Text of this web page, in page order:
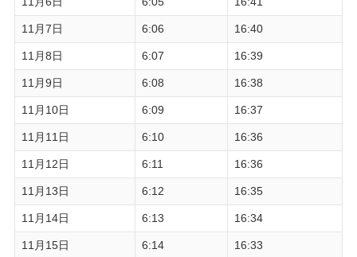
11月7日 6:06 16:40
11月8日 6:07 16:39
11月9日 6:08 16:38
11月10日 6:09 16:37
11月11日 6:10 16:36
11月12日 6:11 16:36
11月13日 6:12 16:35
11月14日 6:13 16:34
11月15日 6:14 16:33